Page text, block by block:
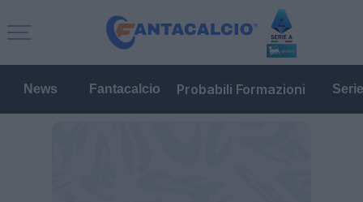
News Fantacalcio Probabili Formazioni